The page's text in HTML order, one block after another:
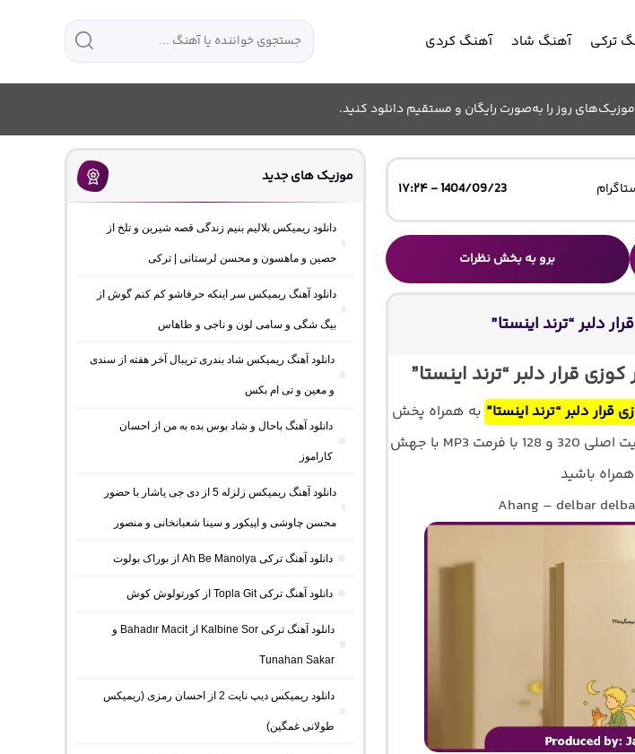
ترکی آهنگ شاد آهنگ کردی
روز را به‌صورت رایگان و مستقیم دانلود کنید.
1404/09/23 - ۱۷:۲۴
برو به بخش نظرات
دلبر “ترند اینستا”
قرار دلبر “ترند اینستا”
قرار دلبر “ترند اینستا” به همراه پخش
آنلاین ترانه و متن کامل موسیقی با کیفیت اصلی 320 و 128 با فرمت MP3 با جهش
باشید
Ahang – delbar
موزیک های جدید
دانلود ریمیکس بلالیم بنیم زندگی قصه شیرین و تلخ از
حصین و ماهسون و محسن لرستانی | ترکی
دانلود آهنگ ریمیکس سر اینکه حرفاشو کم کنم گوش از
بیگ شگی و سامی لون و ناجی و طاهاس
دانلود آهنگ ریمیکس شاد بندری تریبال آخر هفته از سندی
و معین و تی ام بکس
دانلود آهنگ باحال و شاد بوس بده به من از احسان
کاراموز
دانلود آهنگ ریمیکس زلزله 5 از دی جی یاشار با حضور
محسن چاوشی و اپیکور و سینا شعبانخانی و منصور
دانلود آهنگ ترکی Ah Be Manolya از بوراک بولوت
دانلود آهنگ ترکی Topla Git از کورتولوش کوش
دانلود آهنگ ترکی Kalbine Sor از Bahadır Macit و
Tunahan Sakar
دانلود ریمیکس دیپ نایت 2 از احسان رمزی (ریمیکس
طولانی غمگین)